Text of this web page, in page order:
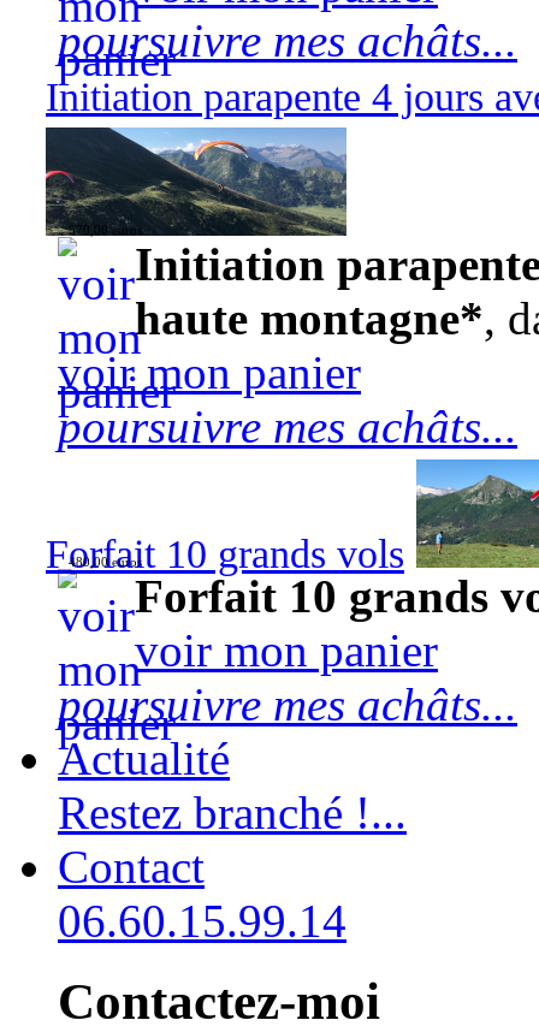
poursuivre mes achâts...
Initiation parapente 4 jours
570,00 euros
Initiation
haute montagne*,
voir mon panier
poursuivre mes achâts...
Forfait 10 grands vols
480,00 euros
Forfait 10 grands
voir mon panier
poursuivre mes achâts...
Actualité
Restez branché !...
Contact
06.60.15.99.14
Contactez-moi